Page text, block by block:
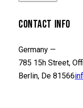
CONTACT INFO
Germany —
785 15h Street,
Berlin, De 81566